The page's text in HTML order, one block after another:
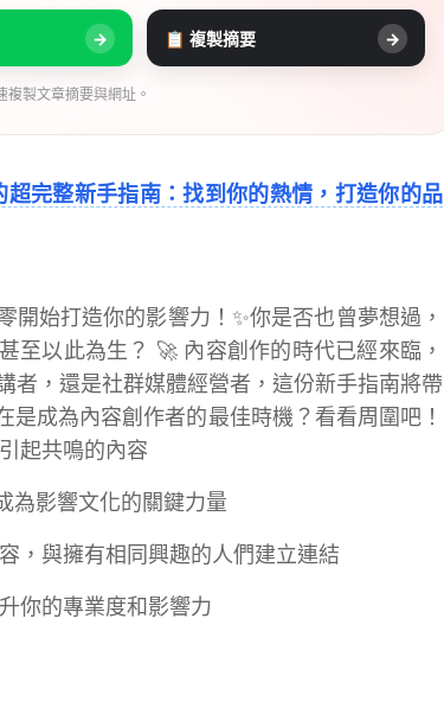
→ 📋 複製摘要 →
製文章摘要與網址。
完整新手指南：找到你的熱情，打造你的品
始打造你的影響力！✨你是否也曾夢想過，
至以此為生？ 🚀 內容創作的時代已經來臨，
者，還是社群媒體經營者，這份新手指南將帶
成為內容創作者的最佳時機？看看周圍吧！
起共鳴的內容
為影響文化的關鍵力量
，與擁有相同興趣的人們建立連結
你的專業度和影響力